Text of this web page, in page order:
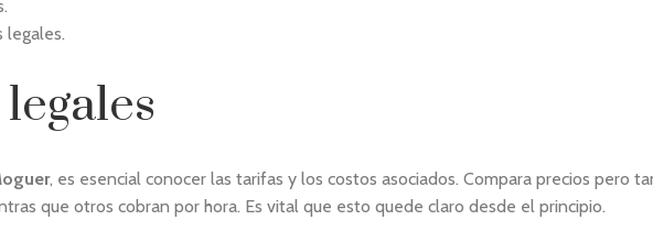
legales.
, es esencial conocer las tarifas y los costos asociados. Compara precios pero
que otros cobran por hora. Es vital que esto quede claro desde el principio.